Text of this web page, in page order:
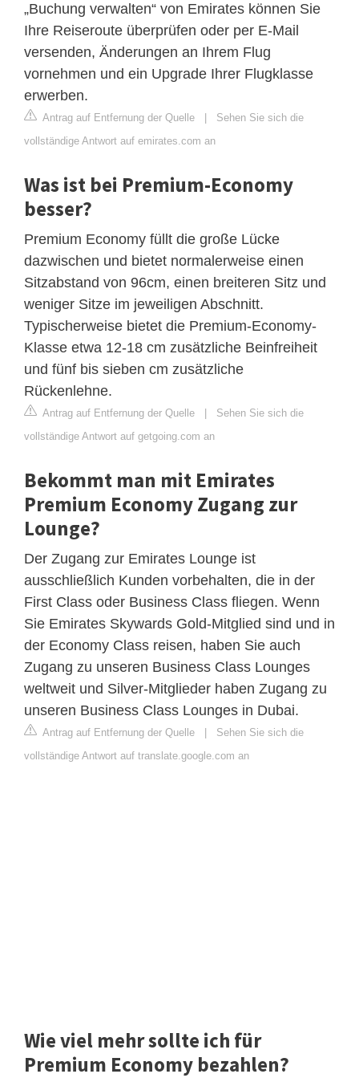
„Buchung verwalten“ von Emirates können Sie
Ihre Reiseroute überprüfen oder per E-Mail
versenden, Änderungen an Ihrem Flug
vornehmen und ein Upgrade Ihrer Flugklasse
erwerben.
Antrag auf Entfernung der Quelle | Sehen Sie sich die
vollständige Antwort auf emirates.com an
Was ist bei Premium-Economy
besser?
Premium Economy füllt die große Lücke
dazwischen und bietet normalerweise einen
Sitzabstand von 96cm, einen breiteren Sitz und
weniger Sitze im jeweiligen Abschnitt.
Typischerweise bietet die Premium-Economy-
Klasse etwa 12-18 cm zusätzliche Beinfreiheit
und fünf bis sieben cm zusätzliche
Rückenlehne.
Antrag auf Entfernung der Quelle | Sehen Sie sich die
vollständige Antwort auf getgoing.com an
Bekommt man mit Emirates
Premium Economy Zugang zur
Lounge?
Der Zugang zur Emirates Lounge ist
ausschließlich Kunden vorbehalten, die in der
First Class oder Business Class fliegen. Wenn
Sie Emirates Skywards Gold-Mitglied sind und in
der Economy Class reisen, haben Sie auch
Zugang zu unseren Business Class Lounges
weltweit und Silver-Mitglieder haben Zugang zu
unseren Business Class Lounges in Dubai.
Antrag auf Entfernung der Quelle | Sehen Sie sich die
vollständige Antwort auf translate.google.com an
Wie viel mehr sollte ich für
Premium Economy bezahlen?